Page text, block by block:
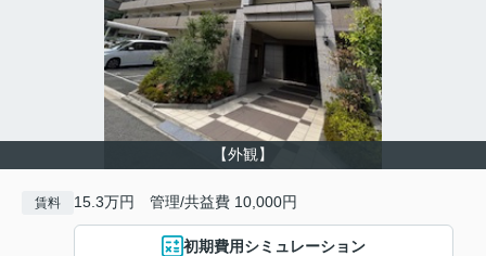
【外観】
賃料 15.3万円 管理/共益費 10,000円
初期費用シミュレーション